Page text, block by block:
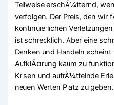
Teilweise erschÃ¼tternd,
verfolgen. Der Preis, den wir
kontinuierlichen
ist schrecklich. Aber eine
Denken und Handeln
AufklÃ¤rung kaum zu
Krisen und aufrÃ¼ttelnde
neuen Werten Platz zu geben.